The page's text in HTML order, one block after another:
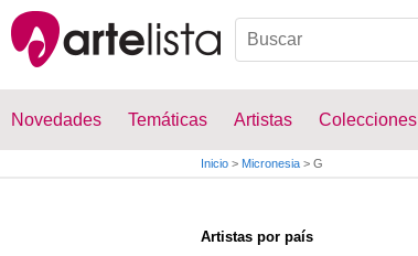
Novedades Temáticas Artistas Colecciones
Inicio > Micronesia > G
Artistas por país